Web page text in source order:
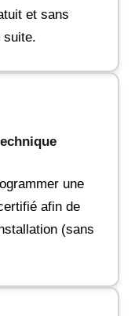
et sans
suite.
une
afin de
(sans